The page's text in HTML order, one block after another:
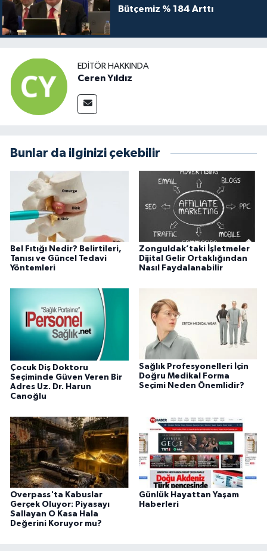
Bütçemiz % 184 Arttı
EDITÖR HAKKINDA
Ceren Yıldız
Bunlar da ilginizi çekebilir
Bel Fıtığı Nedir? Belirtileri,
Tanısı ve Güncel Tedavi
Yöntemleri
Zonguldak’taki İşletmeler
Dijital Gelir Ortaklığından
Nasıl Faydalanabilir
Çocuk Diş Doktoru
Seçiminde Güven Veren Bir
Adres Uz. Dr. Harun
Canoğlu
Sağlık Profesyonelleri İçin
Doğru Medikal Forma
Seçimi Neden Önemlidir?
Overpass'ta Kabuslar
Gerçek Oluyor: Piyasayı
Sallayan O Kasa Hala
Değerini Koruyor mu?
Günlük Hayattan Yaşam
Haberleri